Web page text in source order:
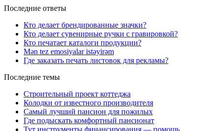
Последние ответы
Кто делает брендированные значки?
Кто делает сувенирные ручки с гравировкой?
Кто печатает каталоги продукции?
Mən tez emosiyalar istəyirəm
Где заказать печать листовок для рекламы?
Последние темы
Строительный проект коттеджа
Колодки от известного производителя
Самый лучший пансион для пожилых
Где подыскать комфортный пансионат
Тут инструменты финансирования — помощь